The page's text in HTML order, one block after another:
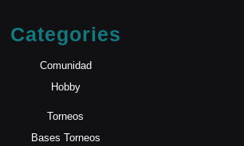
Categories
Comunidad
Hobby
Torneos
Bases Torneos